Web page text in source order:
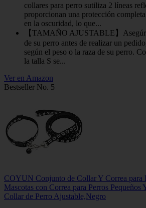
collares para perro sutiliza 2 líneas
proporcionan una protección
en la oscuridad, lo que...
【TAMAÑO AJUSTABLE】
de su perro antes de realizar un
según el peso o la raza de su perro.
la talla S se...
Ver en Amazon
Bestseller No. 5
COYUN Conjunto de Collar Y Correa para
Mascotas con Correa para Perros Pequeños
Collar de Perro Ajustable,Negro